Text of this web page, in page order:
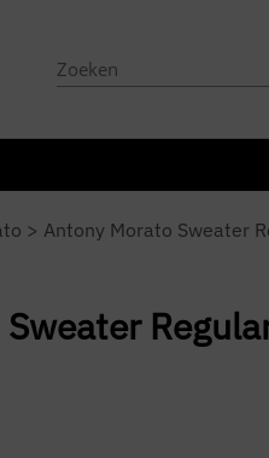
> Antony Morato Sweater